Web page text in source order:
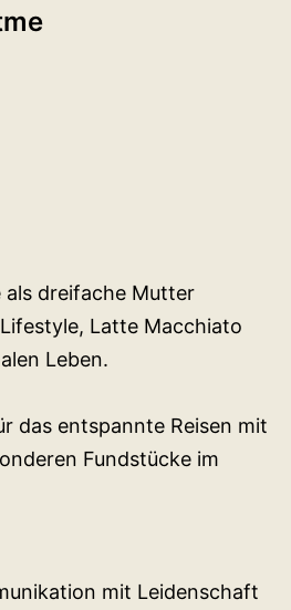
als dreifache Mutter
Latte Macchiato
Leben.
das entspannte Reisen mit
Fundstücke im
mit Leidenschaft